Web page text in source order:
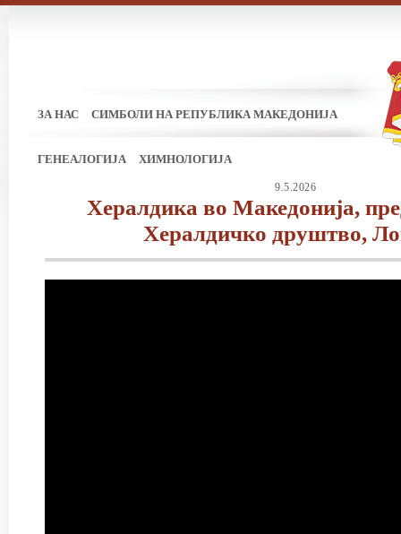
ЗА НАС СИМБОЛИ НА РЕПУБЛИКА МАКЕДОНИЈА
ГЕНЕАЛОГИЈА ХИМНОЛОГИЈА
9.5.2026
Хералдика во Македонија,
Хералдичко друштво,